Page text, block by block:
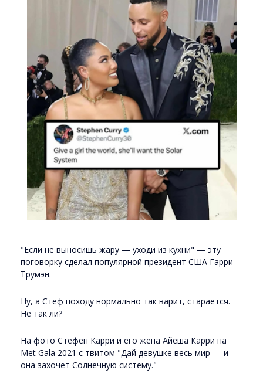
"Если не выносишь жару — уходи из кухни" — эту
поговорку сделал популярной президент США Гарри
Трумэн.
Ну, а Стеф походу нормально так варит, старается.
Не так ли?
На фото Стефен Карри и его жена Айеша Карри на
Met Gala 2021 с твитом "Дай девушке весь мир — и
она захочет Солнечную систему."